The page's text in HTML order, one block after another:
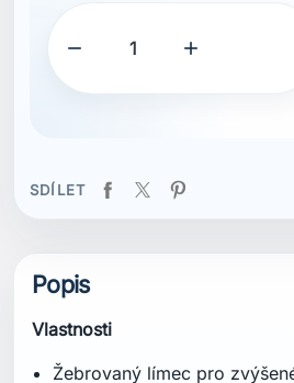
 
SDÍLET
Popis
Vlastnosti
Žebrovaný límec pro